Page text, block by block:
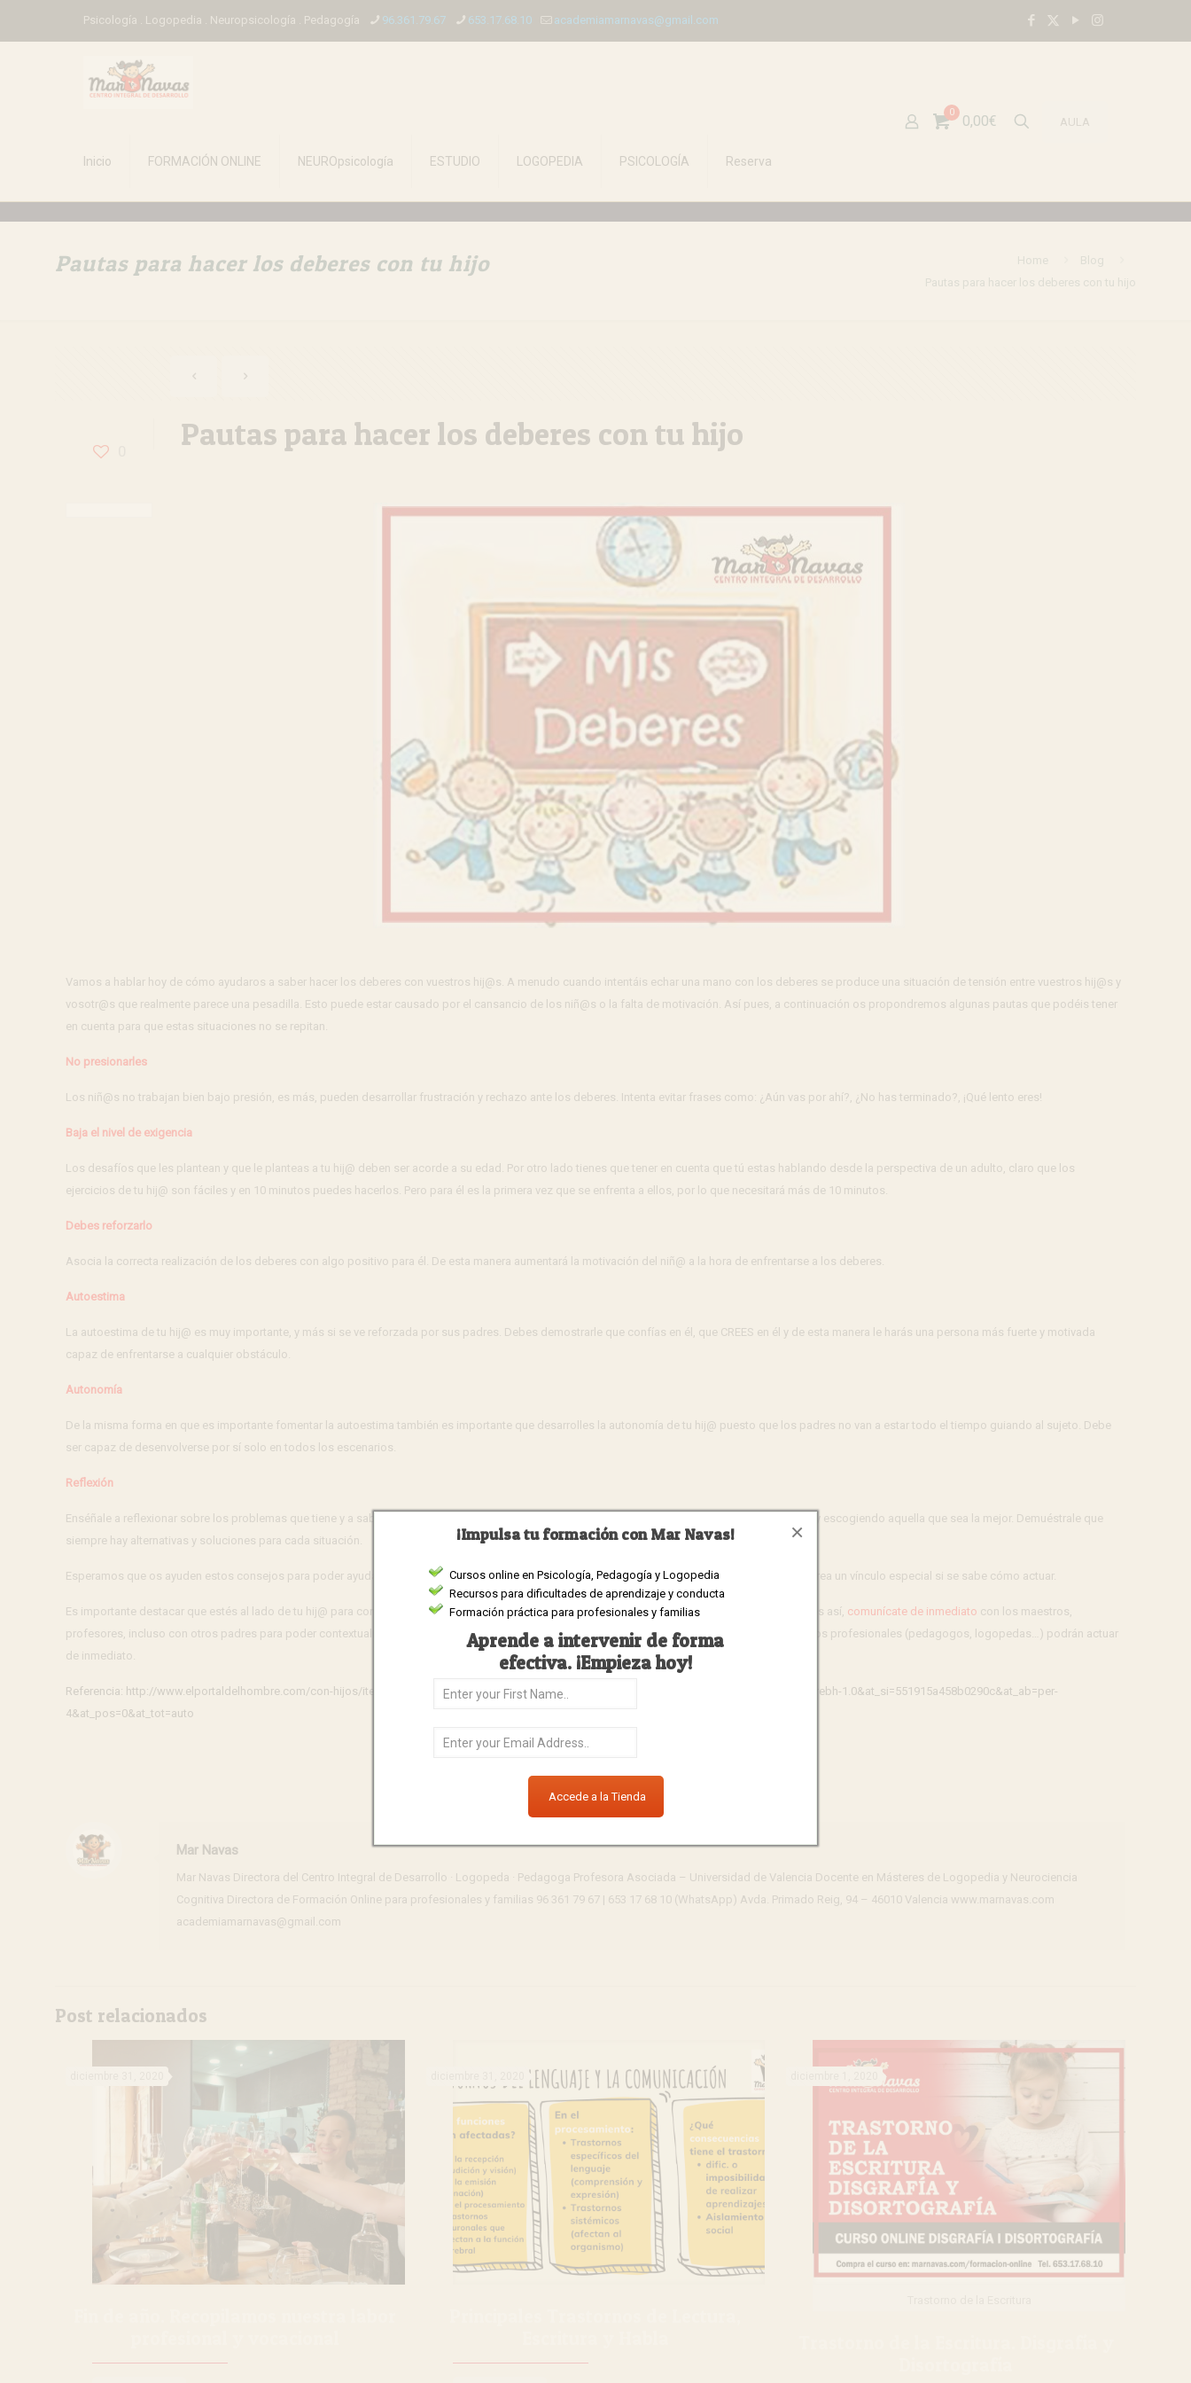
¡Impulsa tu formación con Mar Navas!
Cursos online en Psicología, Pedagogía y Logopedia
Recursos para dificultades de aprendizaje y conducta
Formación práctica para profesionales y familias
Aprende a intervenir de forma
efectiva. ¡Empieza hoy!
×
Psicología . Logopedia . Neuropsicología . Pedagogía 96.361.79.67 653.17.68.10 academiamarnavas@gmail.com
Inicio FORMACIÓN ONLINE NEUROpsicología ESTUDIO LOGOPEDIA PSICOLOGÍA Reserva
0
0,00€ AULA
Pautas para hacer los deberes con tu hijo Home
Blog
Pautas para hacer los deberes con tu hijo
Pautas para hacer los deberes con tu hijo
Vamos a hablar hoy de cómo ayudaros a saber hacer los deberes con vuestros hij@s. A menudo cuando intentáis echar una mano con los deberes se produce una situación de tensión entre vuestros hij@s y
vosotr@s que realmente parece una pesadilla. Esto puede estar causado por el cansancio de los niñ@s o la falta de motivación. Así pues, a continuación os propondremos algunas pautas que podéis tener
en cuenta para que estas situaciones no se repitan.
No presionarles
Los niñ@s no trabajan bien bajo presión, es más, pueden desarrollar frustración y rechazo ante los deberes. Intenta evitar frases como: ¿Aún vas por ahí?, ¿No has terminado?, ¡Qué lento eres!
Baja el nivel de exigencia
Los desafíos que les plantean y que le planteas a tu hij@ deben ser acorde a su edad. Por otro lado tienes que tener en cuenta que tú estas hablando desde la perspectiva de un adulto, claro que los
ejercicios de tu hij@ son fáciles y en 10 minutos puedes hacerlos. Pero para él es la primera vez que se enfrenta a ellos, por lo que necesitará más de 10 minutos.
Debes reforzarlo
Asocia la correcta realización de los deberes con algo positivo para él. De esta manera aumentará la motivación del niñ@ a la hora de enfrentarse a los deberes.
Autoestima
La autoestima de tu hij@ es muy importante, y más si se ve reforzada por sus padres. Debes demostrarle que confías en él, que CREES en él y de esta manera le harás una persona más fuerte y motivada
capaz de enfrentarse a cualquier obstáculo.
Autonomía
De la misma forma en que es importante fomentar la autoestima también es importante que desarrolles la autonomía de tu hij@ puesto que los padres no van a estar todo el tiempo guiando al sujeto. Debe
ser capaz de desenvolverse por sí solo en todos los escenarios.
Reflexión
Enséñale a reflexionar sobre los problemas que tiene y a saber cómo resolverlos, proponiendo diversas alternativas para la solución del problema y escogiendo aquella que sea la mejor. Demuéstrale que
siempre hay alternativas y soluciones para cada situación.
Esperamos que os ayuden estos consejos para poder ayudar a vuestros hij@s en la realización de las tareas ya que es una situación en la que se crea un vínculo especial si se sabe cómo actuar.
Es importante destacar que estés al lado de tu hij@ para conocer su aprendizaje ydetectar posibles dificultades o problemas que pueda tener. Si es así, comunícate de inmediato con los maestros,
profesores, incluso con otros padres para poder contextualizar el problema. De este modo, se podrá detectar de manera temprana el problema y los profesionales (pedagogos, logopedas…) podrán actuar
de inmediato.
Referencia: http://www.elportaldelhombre.com/con-hijos/item/923-ocho-consejos-para-que-hacer-los-deberes-no-sea-una-pesadilla#at_pco=smlrebh-1.0&at_si=551915a458b0290c&at_ab=per-
4&at_pos=0&at_tot=auto
Mar Navas
Mar Navas Directora del Centro Integral de Desarrollo · Logopeda · Pedagoga Profesora Asociada – Universidad de Valencia Docente en Másteres de Logopedia y Neurociencia
Cognitiva Directora de Formación Online para profesionales y familias 96 361 79 67 | 653 17 68 10 (WhatsApp) Avda. Primado Reig, 94 – 46010 Valencia www.marnavas.com
academiamarnavas@gmail.com
Post relacionados